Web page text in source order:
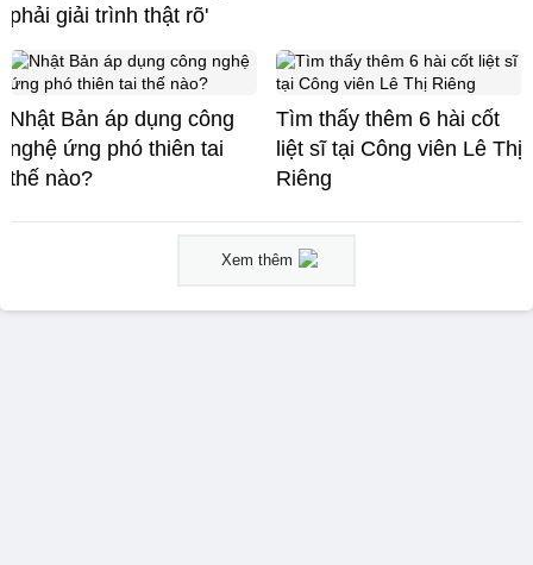
phải giải trình thật rõ'
Nhật Bản áp dụng công
nghệ ứng phó thiên tai
thế nào?
Tìm thấy thêm 6 hài cốt
liệt sĩ tại Công viên Lê Thị
Riêng
Xem thêm